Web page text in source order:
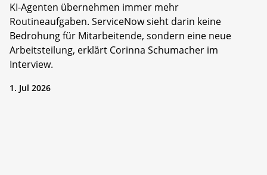
KI-Agenten übernehmen immer mehr
Routineaufgaben. ServiceNow sieht darin keine
Bedrohung für Mitarbeitende, sondern eine neue
Arbeitsteilung, erklärt Corinna Schumacher im
Interview.
1. Jul 2026